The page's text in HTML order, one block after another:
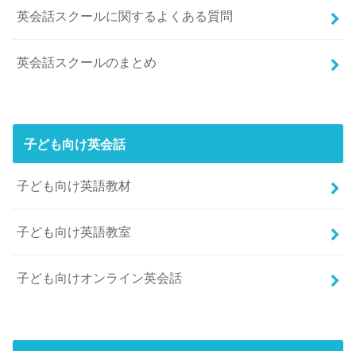
英会話スクールに関するよくある質問
英会話スクールのまとめ
子ども向け英会話
子ども向け英語教材
子ども向け英語教室
子ども向けオンライン英会話